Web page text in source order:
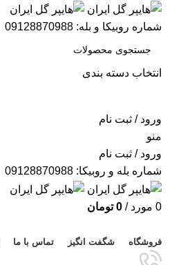
شماره روبیکا و بله: 09128870988
انتخاب دسته بندی
ورود / ثبت نام
منو
ورود / ثبت نام
شماره بله و روبیکا: 09128870988
0 مورد /
0 تومان
فروشگاه شگفت انگیز تماس با ما